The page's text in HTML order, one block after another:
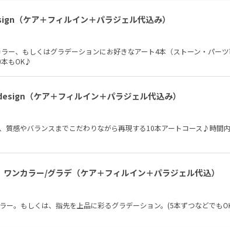
（ケア＋フィルイン＋パラジェル代込み）
、もしくはグラデーションにお好きなアート4本（ストーン・パー
もOK♪
（ケア＋フィルイン＋パラジェル代込み）
質感やバランスまでこだわりながら再現する10本アートコース♪時間
ンカラー/グラデ（ケア＋フィルイン＋パラジェル代込）
ー。もしくは、指先を上品に彩るグラデーション。(5本ずつなどでも